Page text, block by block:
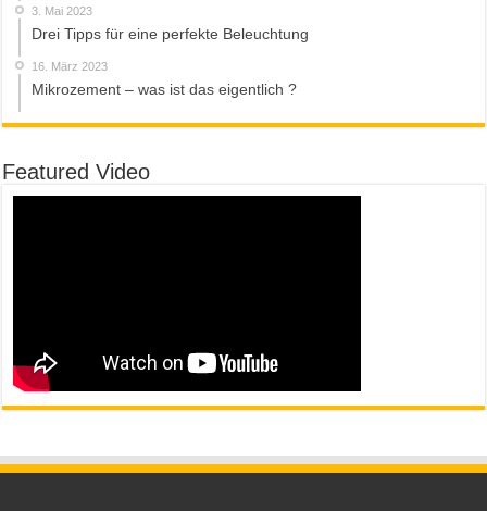
3. Mai 2023
Drei Tipps für eine perfekte Beleuchtung
16. März 2023
Mikrozement – was ist das eigentlich ?
Featured Video